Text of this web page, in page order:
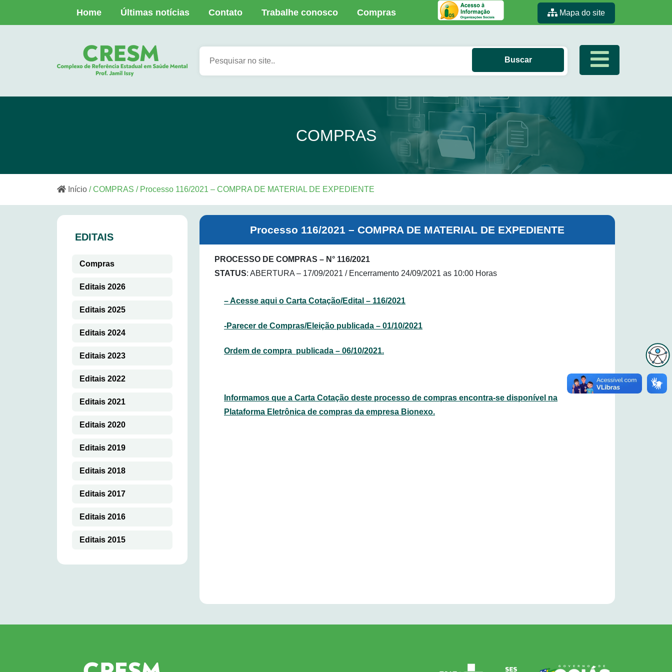
Home Últimas notícias Contato Trabalhe conosco Compras Mapa do site
COMPRAS
Início / COMPRAS / Processo 116/2021 – COMPRA DE MATERIAL DE EXPEDIENTE
EDITAIS
Compras
Editais 2026
Editais 2025
Editais 2024
Editais 2023
Editais 2022
Editais 2021
Editais 2020
Editais 2019
Editais 2018
Editais 2017
Editais 2016
Editais 2015
Processo 116/2021 – COMPRA DE MATERIAL DE EXPEDIENTE
PROCESSO DE COMPRAS – N° 116/2021
STATUS: ABERTURA – 17/09/2021 / Encerramento 24/09/2021 as 10:00 Horas
– Acesse aqui o Carta Cotação/Edital – 116/2021
-Parecer de Compras/Eleição publicada – 01/10/2021
Ordem de compra publicada – 06/10/2021.
Informamos que a Carta Cotação deste processo de compras encontra-se disponível na
Plataforma Eletrônica de compras da empresa Bionexo.